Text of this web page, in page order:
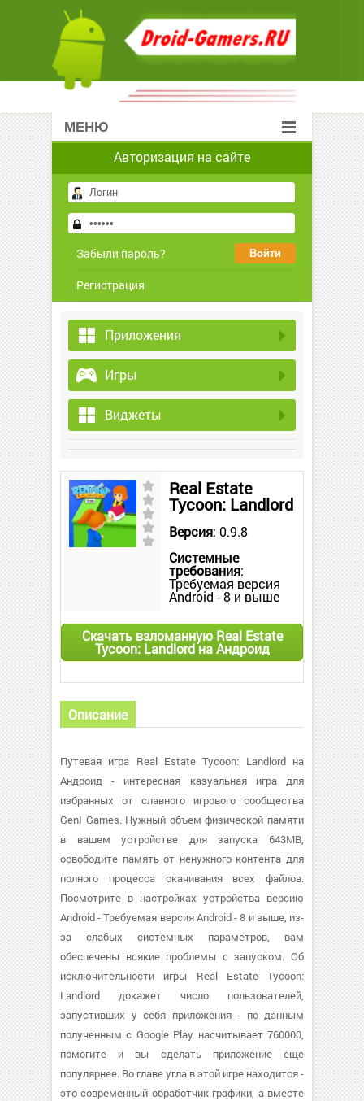
МЕНЮ
Авторизация на сайте
Забыли пароль?
Регистрация
Приложения
Игры
Виджеты
Real Estate
Tycoon: Landlord
Версия: 0.9.8
Системные
требования:
Требуемая версия
Android - 8 и выше
Скачать взломанную Real Estate
Tycoon: Landlord на Андроид
Описание
Путевая игра Real Estate Tycoon: Landlord на
Андроид - интересная казуальная игра для
избранных от славного игрового сообщества
GenI Games. Нужный объем физической памяти
в вашем устройстве для запуска 643MB,
освободите память от ненужного контента для
полного процесса скачивания всех файлов.
Посмотрите в настройках устройства версию
Android - Требуемая версия Android - 8 и выше, из-
за слабых системных параметров, вам
обеспечены всякие проблемы с запуском. Об
исключительности игры Real Estate Tycoon:
Landlord докажет число пользователей,
запустивших у себя приложения - по данным
полученным с Google Play насчитывает 760000,
помогите и вы сделать приложение еще
популярнее. Во главе угла в этой игре находится -
это современный обработчик графики, а вместе